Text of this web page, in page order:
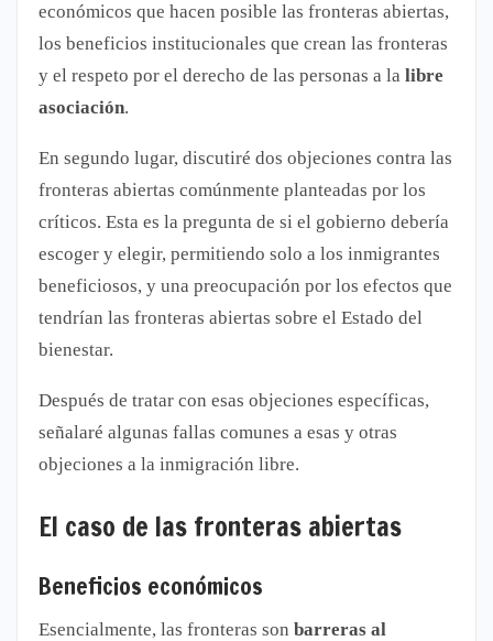
económicos que hacen posible las fronteras abiertas,
los beneficios institucionales que crean las fronteras
y el respeto por el derecho de las personas a la libre
asociación.
En segundo lugar, discutiré dos objeciones contra las
fronteras abiertas comúnmente planteadas por los
críticos. Esta es la pregunta de si el gobierno debería
escoger y elegir, permitiendo solo a los inmigrantes
beneficiosos, y una preocupación por los efectos que
tendrían las fronteras abiertas sobre el Estado del
bienestar.
Después de tratar con esas objeciones específicas,
señalaré algunas fallas comunes a esas y otras
objeciones a la inmigración libre.
El caso de las fronteras abiertas
Beneficios económicos
Esencialmente, las fronteras son barreras al